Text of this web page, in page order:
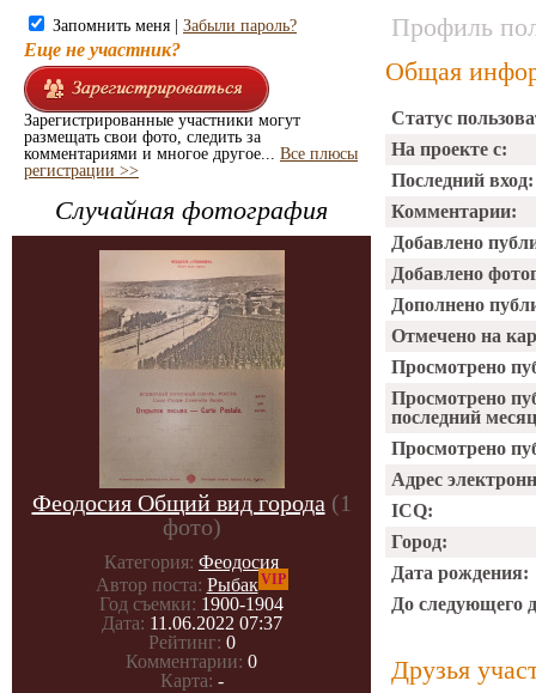
Запомнить меня | Забыли пароль?
Еще не участник?
Зарегистрированные участники могут
размещать свои фото, следить за
комментариями и многое другое... Все плюсы
регистрации >>
Случайная фотография
Феодосия Общий вид города (1
фото)
Категория: Феодосия
Автор поста: РыбакVIP
Год съемки: 1900-1904
Дата: 11.06.2022 07:37
Рейтинг: 0
Комментарии: 0
Карта: -
Профиль
Общая
Статус
На проекте с:
Последний вход:
Комментарии:
Добавлено
Добавлено
Дополнено
Отмечено на
Просмотрено
Просмотрено
последний
Просмотрено
Адрес
ICQ:
Город:
Дата рождения:
До следующего
Друзья